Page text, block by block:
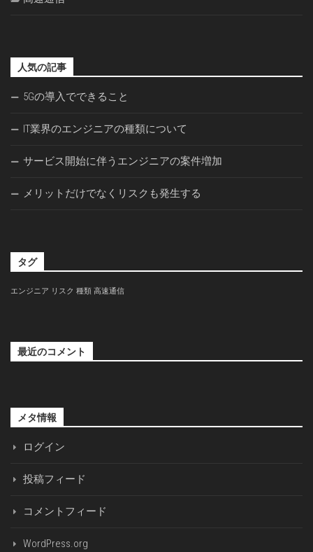
人気の記事
5Gの導入でできること
IT業界のエンジニアの種類について
サービス開始に伴うエンジニアの案件増加
メリットだけでなくリスクも発生する
タグ
エンジニア リスク 種類 高速通信
最近のコメント
メタ情報
ログイン
投稿フィード
コメントフィード
WordPress.org